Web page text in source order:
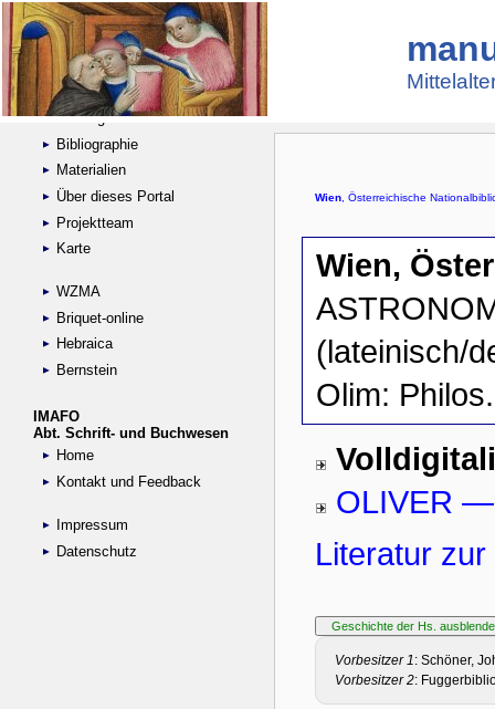
Suche
Handschriftensammlungen
Digitalisierte Handschriften
Kataloge
Bibliographie
Materialien
Über dieses Portal
Projektteam
Karte
WZMA
Briquet-online
Hebraica
Bernstein
IMAFO
Abt. Schrift- und Buchwesen
Home
Kontakt und Feedback
Impressum
Datenschutz